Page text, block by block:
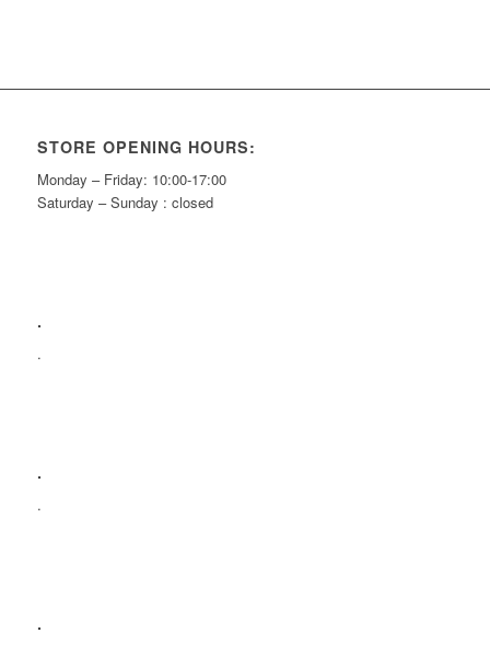
STORE OPENING HOURS:
Monday – Friday: 10:00-17:00
Saturday – Sunday : closed
.
.
.
.
.